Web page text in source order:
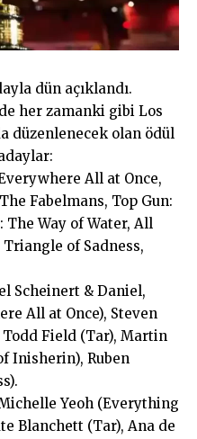
dün açıklandı.
her zamanki gibi Los
düzenlenecek olan ödül
All at Once,
Fabelmans, Top Gun:
Way of Water, All
of Sadness,
Scheinert & Daniel,
All at Once), Steven
Todd Field (Tar), Martin
Inisherin), Ruben
Yeoh (Everything
Blanchett (Tar), Ana de